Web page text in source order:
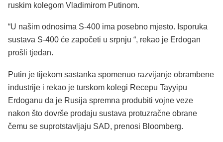
ruskim kolegom Vladimirom Putinom.
“U našim odnosima S-400 ima posebno mjesto. Isporuka
sustava S-400 će započeti u srpnju “, rekao je Erdogan
prošli tjedan.
Putin je tijekom sastanka spomenuo razvijanje obrambene
industrije i rekao je turskom kolegi Recepu Tayyipu
Erdoganu da je Rusija spremna produbiti vojne veze
nakon što dovrše prodaju sustava protuzračne obrane
čemu se suprotstavljaju SAD, prenosi Bloomberg.